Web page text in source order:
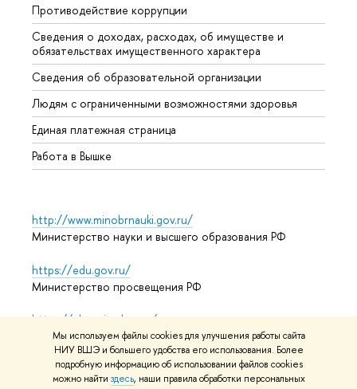
Мы используем файлы cookies для улучшения работы сайта
НИУ ВШЭ и большего удобства его использования. Более
подробную информацию об использовании файлов cookies
можно найти здесь, наши правила обработки персональных
Противодействие коррупции
Сведения о доходах, расходах, об имуществе и
обязательствах имущественного характера
Сведения об образовательной организации
Людям с ограниченными возможностями здоровья
Единая платежная страница
Работа в Вышке
http://www.minobrnauki.gov.ru/
Министерство науки и высшего образования РФ
https://edu.gov.ru/
Министерство просвещения РФ
https://elearning.hse.ru/mooc
Массовые открытые онлайн-курсы